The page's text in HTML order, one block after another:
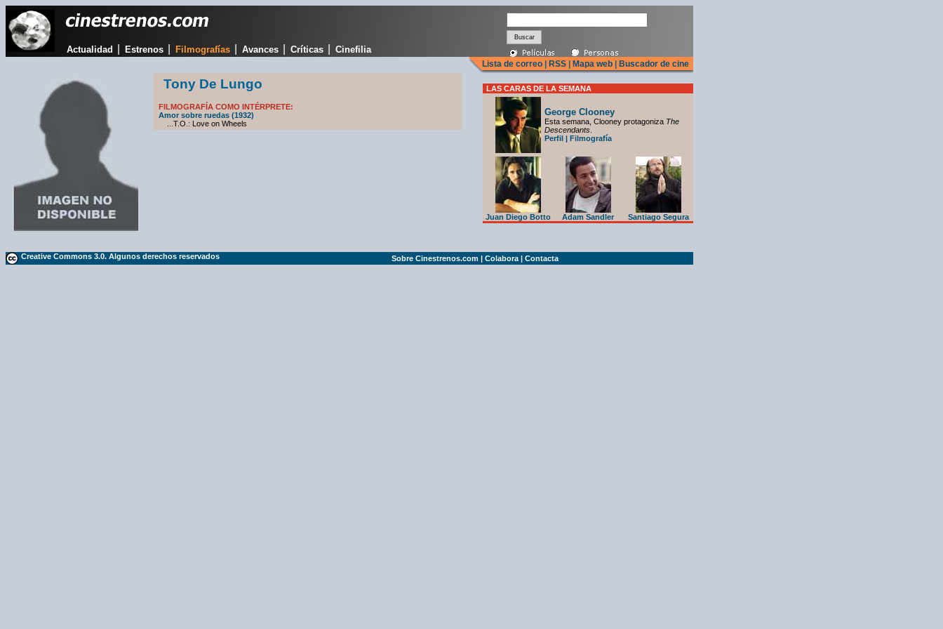
Actualidad Estrenos Filmografías Avances Críticas Cinefilia
Lista de correo RSS Mapa web Buscador de cine
Tony De Lungo
FILMOGRAFÍA COMO INTÉRPRETE:
Amor sobre ruedas (1932)
...T.O.: Love on Wheels
LAS CARAS DE LA SEMANA
George Clooney
Esta semana, Clooney protagoniza The
Descendants
Perfil | Filmografía
Juan Diego Botto Adam Sandler Santiago Segura
Creative Commons 3.0. Algunos derechos reservados Sobre Cinestrenos.com | Colabora | Contacta